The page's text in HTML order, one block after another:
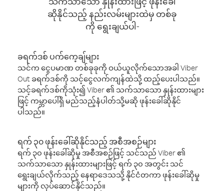
ဆိုနိုင်သည့် နည်းလမ်းများထဲမှ တစ်ခု
ကို ရွေးချယ်ပါ-
ခရက်ဒစ် ပက်ကေ့ချ်များ
သင်က ငွေပမာဏ တစ်ခုခုကို ဝယ်ယူလိုက်သောအခါ Viber
Out ခရက်ဒစ်ကို သင့်ငွေလက်ကျန်ထဲသို့ ထည့်ပေးပါသည်။
သင့်ခရက်ဒစ်ကိုသုံး၍ Viber ၏ သက်သာသော နှုန်းထားများ
ဖြင့် ကမ္ဘာပေါ်ရှိ မည်သည့်နံပါတ်သို့မဆို ဖုန်းခေါ်ဆိုနိုင်
ပါသည်။
ရက် ၃၀ ဖုန်းခေါ်ဆိုနိုင်သည့် အစီအစဉ်များ
ရက် ၃၀ ဖုန်းခေါ်ဆိုမှု အစီအစဉ်ဖြင့် သင်သည် Viber ၏
သက်သာသော နှုန်းထားများဖြင့် ရက် ၃၀ အတွင်း သင်
ရွေးချယ်လိုက်သည့် နေရာဒေသသို့ နိုင်ငံတကာ ဖုန်းခေါ်ဆိုမှု
များကို လုပ်ဆောင်နိုင်သည်။